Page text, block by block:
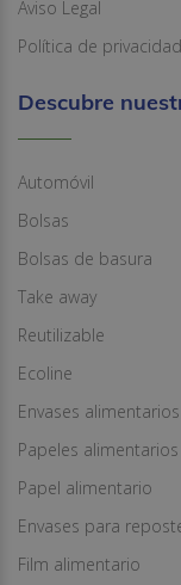
Aviso Legal
Política de privacidad
Descubre
Automóvil
Bolsas
Bolsas de basura
Take away
Reutilizable
Ecoline
Envases alimentarios
Papeles alimentarios
Papel alimentario
Envases para
Film alimentario